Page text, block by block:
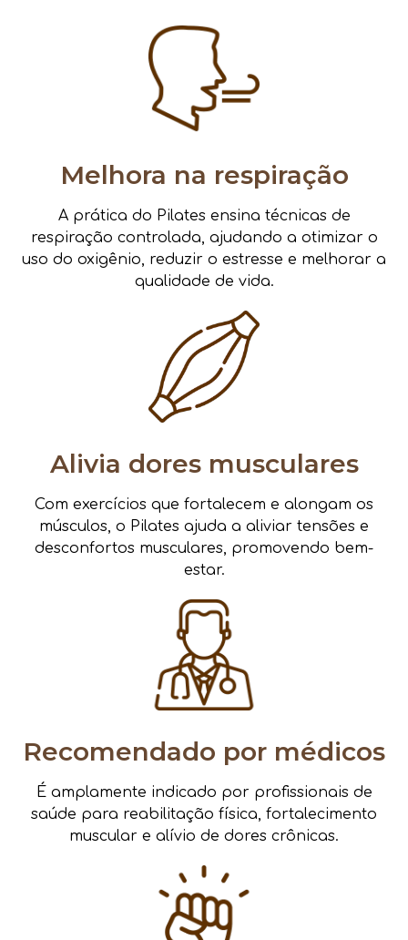
Melhora na respiração
A prática do Pilates ensina técnicas de
respiração controlada, ajudando a otimizar o
uso do oxigênio, reduzir o estresse e melhorar a
qualidade de vida.
Alivia dores musculares
Com exercícios que fortalecem e alongam os
músculos, o Pilates ajuda a aliviar tensões e
desconfortos musculares, promovendo bem-
estar.
Recomendado por médicos
É amplamente indicado por profissionais de
saúde para reabilitação física, fortalecimento
muscular e alívio de dores crônicas.